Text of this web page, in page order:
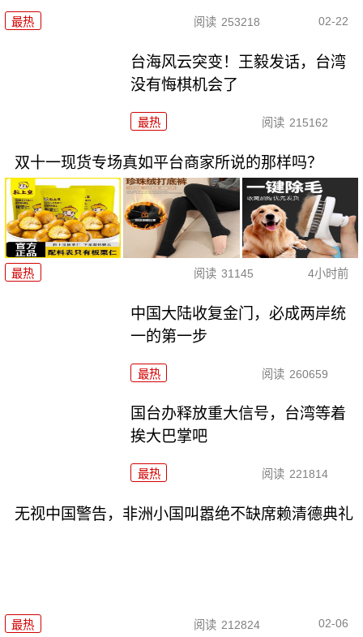
最热 阅读 253218 02-22
台海风云突变！王毅发话，台湾
没有悔棋机会了
最热 阅读 215162
双十一现货专场真如平台商家所说的那样吗？
最热 阅读 31145 4小时前
中国大陆收复金门，必成两岸统
一的第一步
最热 阅读 260659
国台办释放重大信号，台湾等着
挨大巴掌吧
最热 阅读 221814
无视中国警告，非洲小国叫嚣绝不缺席赖清德典礼
最热 阅读 212824 02-06